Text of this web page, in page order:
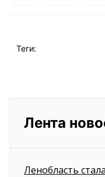
Теги:
Лента
Ленобласть